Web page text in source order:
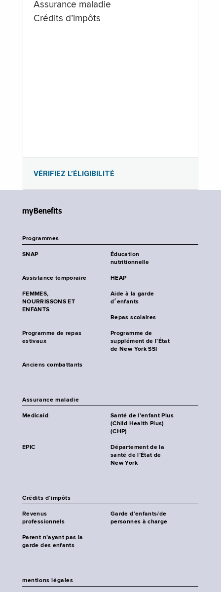
Assurance maladie
Crédits d’impôts
VÉRIFIEZ L’ÉLIGIBILITÉ
myBenefits
Programmes
SNAP
Éducation
nutritionnelle
Assistance temporaire HEAP
FEMMES,
NOURRISSONS ET
ENFANTS
Aide à la garde
d׳enfants
Repas scolaires
Programme de repas
estivaux
Programme de
supplément de l’État
de New York SSI
Anciens combattants
Assurance maladie
Medicaid
Santé de l’enfant Plus
(Child Health Plus)
(CHP)
EPIC
Département de la
santé de l’État de
New York
Crédits d’impôts
Revenus
professionnels
Garde d’enfants/de
personnes à charge
Parent n’ayant pas la
garde des enfants
mentions légales